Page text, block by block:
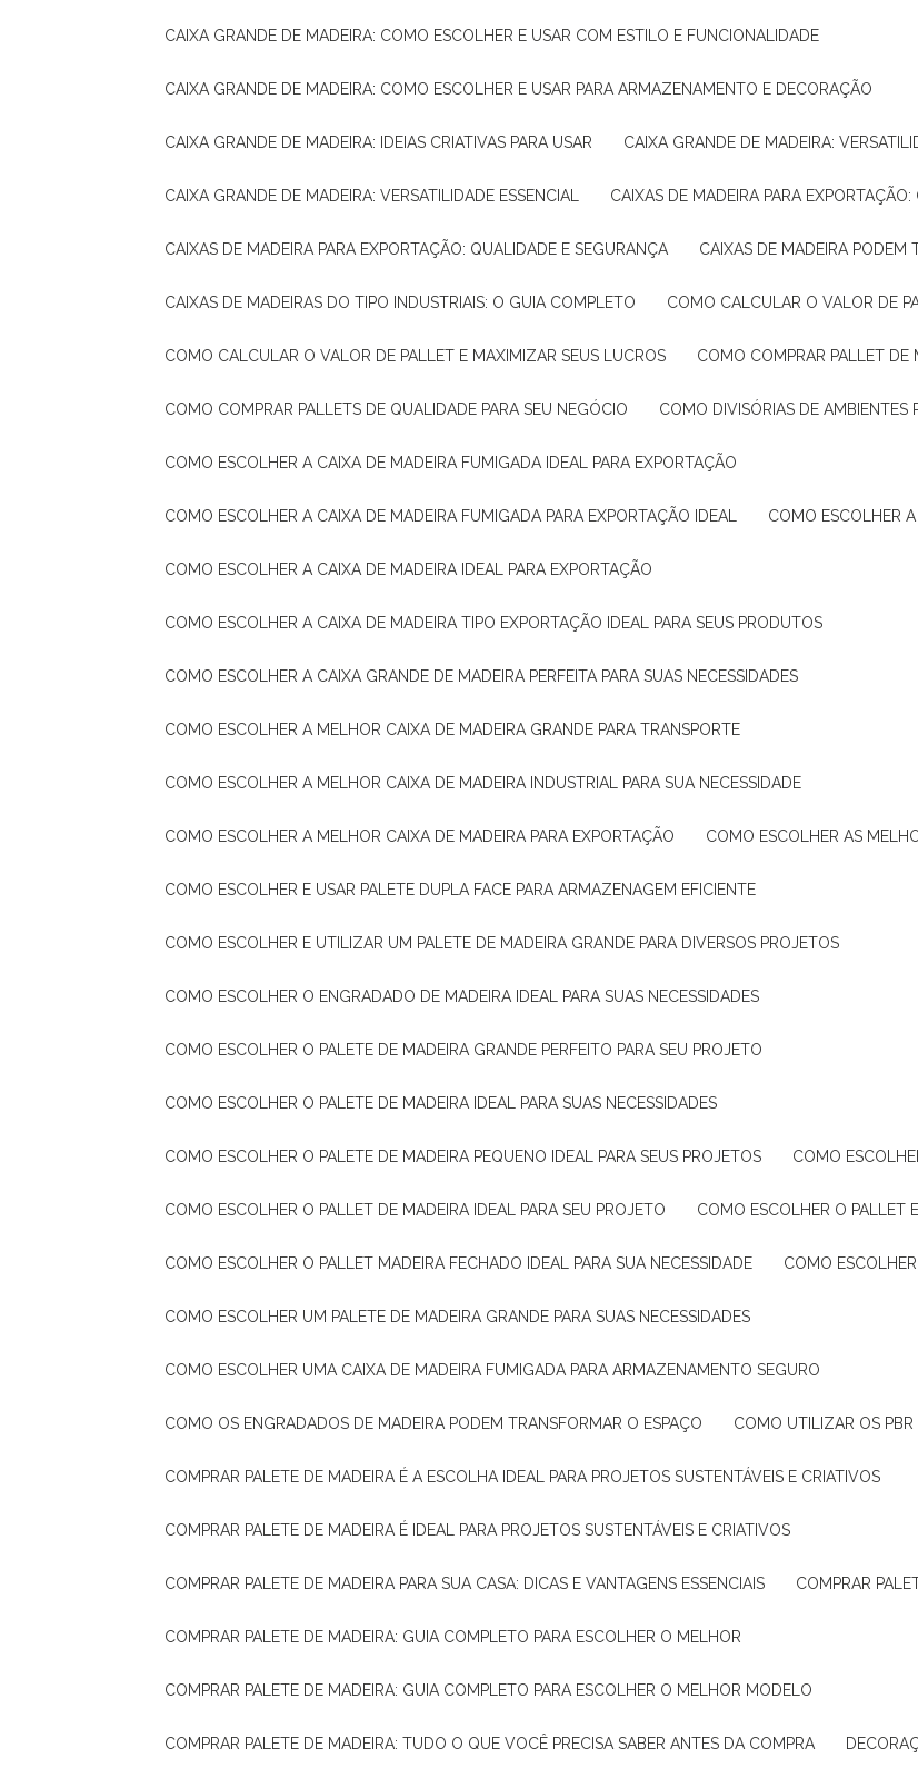
CAIXA GRANDE DE MADEIRA: COMO ESCOLHER E USAR COM ESTILO E FUNCIONALIDADE
CAIXA GRANDE DE MADEIRA: COMO ESCOLHER E USAR PARA ARMAZENAMENTO E DECORAÇÃO
CAIXA GRANDE DE MADEIRA: IDEIAS CRIATIVAS PARA USAR CAIXA GRANDE DE MADEIRA:
CAIXA GRANDE DE MADEIRA: VERSATILIDADE ESSENCIAL CAIXAS DE MADEIRA PARA
CAIXAS DE MADEIRA PARA EXPORTAÇÃO: QUALIDADE E SEGURANÇA CAIXAS DE MADEIRA
CAIXAS DE MADEIRAS DO TIPO INDUSTRIAIS: O GUIA COMPLETO COMO CALCULAR O VALOR DE
COMO CALCULAR O VALOR DE PALLET E MAXIMIZAR SEUS LUCROS COMO COMPRAR PALLET
COMO COMPRAR PALLETS DE QUALIDADE PARA SEU NEGÓCIO COMO DIVISÓRIAS DE
COMO ESCOLHER A CAIXA DE MADEIRA FUMIGADA IDEAL PARA EXPORTAÇÃO
COMO ESCOLHER A CAIXA DE MADEIRA FUMIGADA PARA EXPORTAÇÃO IDEAL COMO ESCOLHER
COMO ESCOLHER A CAIXA DE MADEIRA IDEAL PARA EXPORTAÇÃO
COMO ESCOLHER A CAIXA DE MADEIRA TIPO EXPORTAÇÃO IDEAL PARA SEUS PRODUTOS
COMO ESCOLHER A CAIXA GRANDE DE MADEIRA PERFEITA PARA SUAS NECESSIDADES
COMO ESCOLHER A MELHOR CAIXA DE MADEIRA GRANDE PARA TRANSPORTE
COMO ESCOLHER A MELHOR CAIXA DE MADEIRA INDUSTRIAL PARA SUA NECESSIDADE
COMO ESCOLHER A MELHOR CAIXA DE MADEIRA PARA EXPORTAÇÃO COMO ESCOLHER AS
COMO ESCOLHER E USAR PALETE DUPLA FACE PARA ARMAZENAGEM EFICIENTE
COMO ESCOLHER E UTILIZAR UM PALETE DE MADEIRA GRANDE PARA DIVERSOS PROJETOS
COMO ESCOLHER O ENGRADADO DE MADEIRA IDEAL PARA SUAS NECESSIDADES
COMO ESCOLHER O PALETE DE MADEIRA GRANDE PERFEITO PARA SEU PROJETO
COMO ESCOLHER O PALETE DE MADEIRA IDEAL PARA SUAS NECESSIDADES
COMO ESCOLHER O PALETE DE MADEIRA PEQUENO IDEAL PARA SEUS PROJETOS COMO
COMO ESCOLHER O PALLET DE MADEIRA IDEAL PARA SEU PROJETO COMO ESCOLHER O PALLET
COMO ESCOLHER O PALLET MADEIRA FECHADO IDEAL PARA SUA NECESSIDADE COMO
COMO ESCOLHER UM PALETE DE MADEIRA GRANDE PARA SUAS NECESSIDADES
COMO ESCOLHER UMA CAIXA DE MADEIRA FUMIGADA PARA ARMAZENAMENTO SEGURO
COMO OS ENGRADADOS DE MADEIRA PODEM TRANSFORMAR O ESPAÇO COMO UTILIZAR OS
COMPRAR PALETE DE MADEIRA É A ESCOLHA IDEAL PARA PROJETOS SUSTENTÁVEIS E CRIATIVOS
COMPRAR PALETE DE MADEIRA É IDEAL PARA PROJETOS SUSTENTÁVEIS E CRIATIVOS
COMPRAR PALETE DE MADEIRA PARA SUA CASA: DICAS E VANTAGENS ESSENCIAIS COMPRAR
COMPRAR PALETE DE MADEIRA: GUIA COMPLETO PARA ESCOLHER O MELHOR
COMPRAR PALETE DE MADEIRA: GUIA COMPLETO PARA ESCOLHER O MELHOR MODELO
COMPRAR PALETE DE MADEIRA: TUDO O QUE VOCÊ PRECISA SABER ANTES DA COMPRA